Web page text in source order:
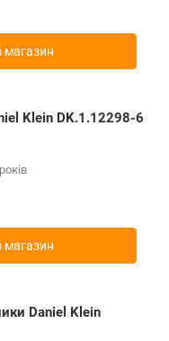
магазин
Klein DK.1.12298-6
магазин
Daniel Klein